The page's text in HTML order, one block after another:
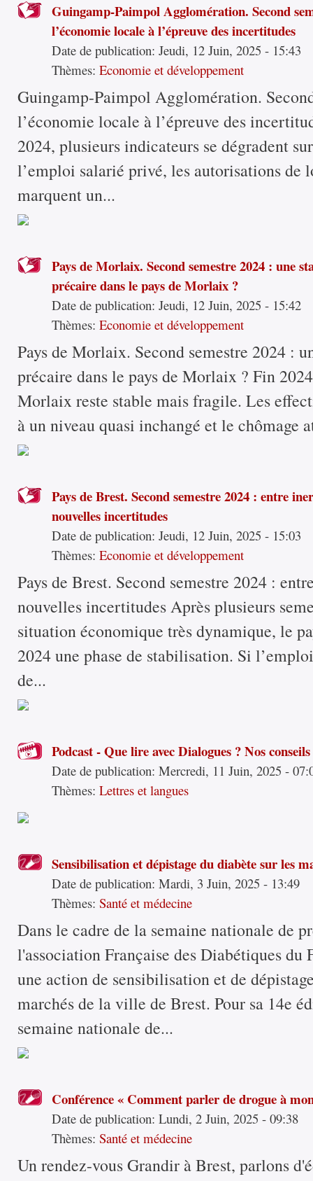
Guingamp-Paimpol Agglomération. Second
l’économie locale à l’épreuve des incertitudes
Date de publication:Jeudi, 12 Juin, 2025 - 15:43
Thèmes:Economie et développement
Guingamp-Paimpol Agglomération.
l’économie locale à l’épreuve des
2024, plusieurs indicateurs se dégradent
l’emploi salarié privé, les autorisations de
marquent un...
Pays de Morlaix. Second semestre 2024 : une
précaire dans le pays de Morlaix ?
Date de publication:Jeudi, 12 Juin, 2025 - 15:42
Thèmes:Economie et développement
Pays de Morlaix. Second semestre 2024 :
précaire dans le pays de Morlaix ? Fin
Morlaix reste stable mais fragile. Les
à un niveau quasi inchangé et le chômage
Pays de Brest. Second semestre 2024 : entre
nouvelles incertitudes
Date de publication:Jeudi, 12 Juin, 2025 - 15:03
Thèmes:Economie et développement
Pays de Brest. Second semestre 2024 :
nouvelles incertitudes Après plusieurs
situation économique très dynamique, le
2024 une phase de stabilisation. Si
de...
Podcast - Que lire avec Dialogues ? Nos
Date de publication:Mercredi, 11 Juin, 2025 -
Thèmes:Lettres et langues
Sensibilisation et dépistage du diabète sur les
Date de publication:Mardi, 3 Juin, 2025 - 13:49
Thèmes:Santé et médecine
Dans le cadre de la semaine nationale de
l'association Française des Diabétiques
une action de sensibilisation et de
marchés de la ville de Brest. Pour sa 14e
semaine nationale de...
Conférence « Comment parler de drogue à
Date de publication:Lundi, 2 Juin, 2025 - 09:38
Thèmes:Santé et médecine
Un rendez-vous Grandir à Brest, parlons